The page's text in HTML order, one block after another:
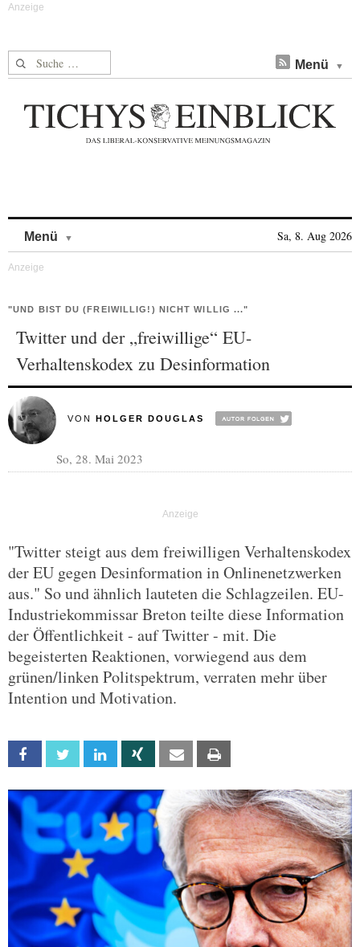
Suche nach: Menü
Menü Sa, 8. Aug 2026
"UND BIST DU (FREIWILLIG!) NICHT WILLIG ..."
Twitter und der „freiwillige“ EU-
Verhaltenskodex zu Desinformation
VON HOLGER DOUGLAS
So, 28. Mai 2023
"Twitter steigt aus dem freiwilligen Verhaltenskodex
der EU gegen Desinformation in Onlinenetzwerken
aus." So und ähnlich lauteten die Schlagzeilen. EU-
Industriekommissar Breton teilte diese Information
der Öffentlichkeit - auf Twitter - mit. Die
begeisterten Reaktionen, vorwiegend aus dem
grünen/linken Politspektrum, verraten mehr über
Intention und Motivation.
Facebook Twitter Linkedin Xing Email